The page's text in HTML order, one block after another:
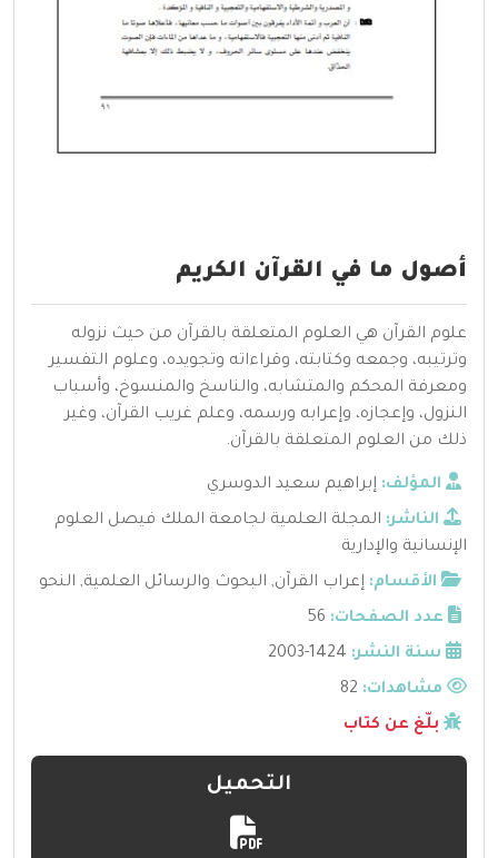
أصول ما في القرآن الكريم
علوم القرآن هي العلوم المتعلقة بالقرآن من حيث نزوله
وترتيبه، وجمعه وكتابته، وقراءاته وتجويده، وعلوم التفسير
ومعرفة المحكم والمتشابه، والناسخ والمنسوخ، وأسباب
النزول، وإعجازه، وإعرابه ورسمه، وعلم غريب القرآن، وغير
ذلك من العلوم المتعلقة بالقرآن.
المؤلف: إبراهيم سعيد الدوسري
الناشر: المجلة العلمية لجامعة الملك فيصل العلوم
الإنسانية والإدارية
الأقسام: إعراب القرآن, البحوث والرسائل العلمية, النحو
عدد الصفحات: 56
سنة النشر: 1424-2003
مشاهدات:
بلّغ عن كتاب
التحميل